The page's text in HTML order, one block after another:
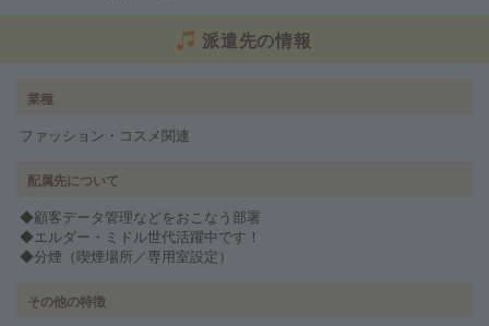
派遣先の情報
業種
ファッション・コスメ関連
配属先について
◆顧客データ管理などをおこなう部署
◆エルダー・ミドル世代活躍中です！
◆分煙（喫煙場所／専用室設定）
その他の特徴